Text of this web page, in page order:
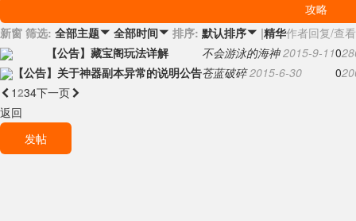
攻略
新窗 筛选: 全部主题 全部时间  排序: 默认排序 |精华作者回复/查看
【公告】藏宝阁玩法详解
不会游泳的海神 2015-9-110
【公告】关于神器副本异常的说明公告苍蓝破碎 2015-6-30 0
 1234下一页
返回
发帖